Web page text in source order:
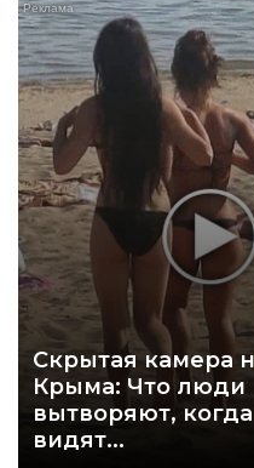
Скрытая камера
Крыма: Что люди
вытворяют,
видят...